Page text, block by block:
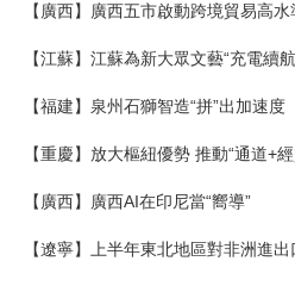
【廣西】廣西五市啟動跨境貿易高
【江蘇】江蘇為新大眾文藝“充電續
【福建】泉州石獅智造“拼”出加速度
【重慶】放大樞紐優勢 推動“通道+
【廣西】廣西AI在印尼當“嚮導”
【遼寧】上半年東北地區對非洲進